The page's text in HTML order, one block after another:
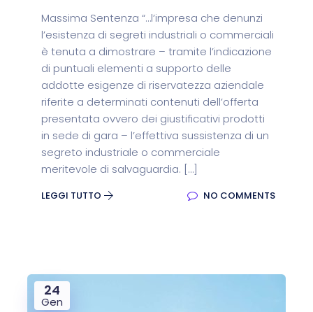
Massima Sentenza “…l’impresa che denunzi
l’esistenza di segreti industriali o commerciali
è tenuta a dimostrare – tramite l’indicazione
di puntuali elementi a supporto delle
addotte esigenze di riservatezza aziendale
riferite a determinati contenuti dell’offerta
presentata ovvero dei giustificativi prodotti
in sede di gara – l’effettiva sussistenza di un
segreto industriale o commerciale
meritevole di salvaguardia. […]
LEGGI TUTTO NO COMMENTS
24
Gen